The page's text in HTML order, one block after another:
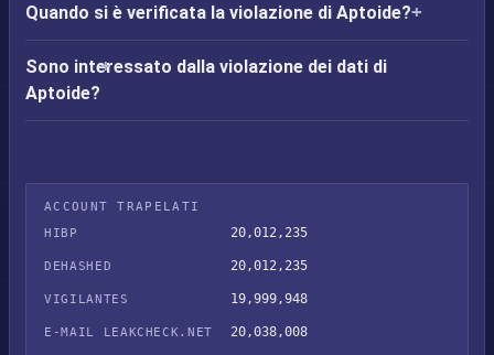
Quando si è verificata la violazione di Aptoide?
Sono interessato dalla violazione dei dati di
Aptoide?
ACCOUNT TRAPELATI
HIBP
20,012,235
DEHASHED 20,012,235
VIGILANTES 19,999,948
E-MAIL LEAKCHECK.NET 20,038,008